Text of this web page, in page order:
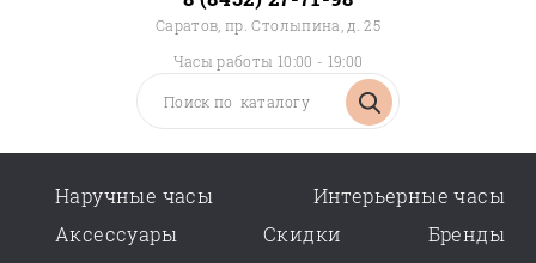
Саратов, пр. Столыпина, д. 25
Часы работы 10:00 - 19:00
Наручные часы
Интерьерные часы
Аксессуары
Скидки Бренды